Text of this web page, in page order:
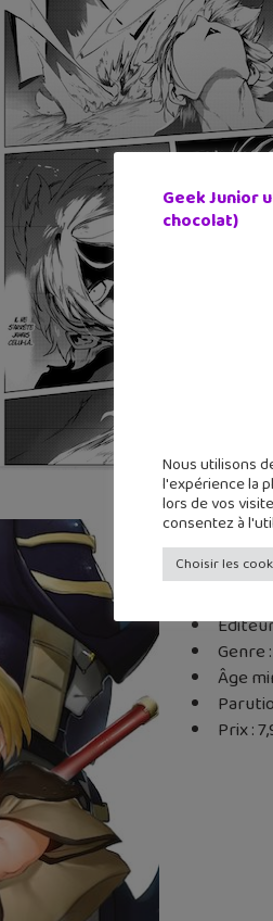
Genre
Âge
Prix :
Geek Junior
chocolat)
Nous utilisons
l'expérience la
lors de vos
consentez à
Choisir les